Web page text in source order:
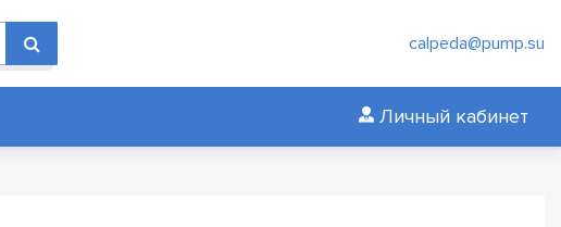
calpeda@pump.su
Личный кабинет